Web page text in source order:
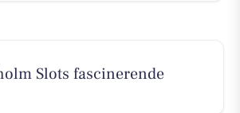
Slots fascinerende